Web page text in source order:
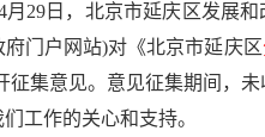
月29日，北京市延庆区发展
门户网站)对《北京市延庆区
征集意见。意见征集期间，
工作的关心和支持。